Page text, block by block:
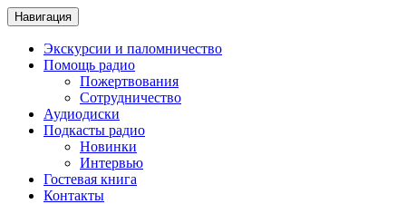
Навигация
Экскурсии и паломничество
Помощь радио
Пожертвования
Сотрудничество
Аудиодиски
Подкасты радио
Новинки
Интервью
Гостевая книга
Контакты